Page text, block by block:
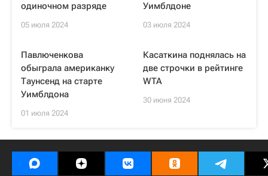
одиночном разряде
05 июля 2024
Уимблдоне
03 июля 2024
Павлюченкова
обыграла американку
Таунсенд на старте
Уимблдона
01 июля 2024
Касаткина поднялась на
две строчки в рейтинге
WTA
30 июня 2024